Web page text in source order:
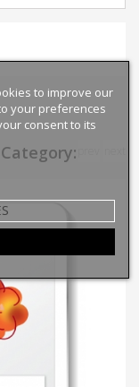
to improve our
your preferences
consent to its